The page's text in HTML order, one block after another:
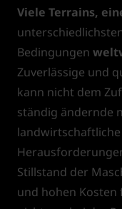
Viele Terrains,
Bedingungen
Zuverlässige und
kann nicht dem
ständig ändernde
Stillstand der
und hohen Kosten